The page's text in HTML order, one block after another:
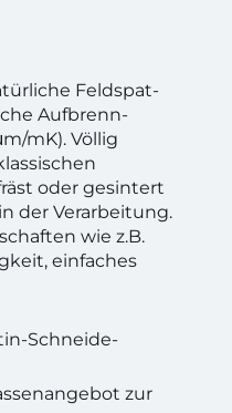
Feldspat-
Aufbrenn-
mK). Völlig
oder gesintert
der Verarbeitung.
wie z.B.
einfaches
Schneide-
zur